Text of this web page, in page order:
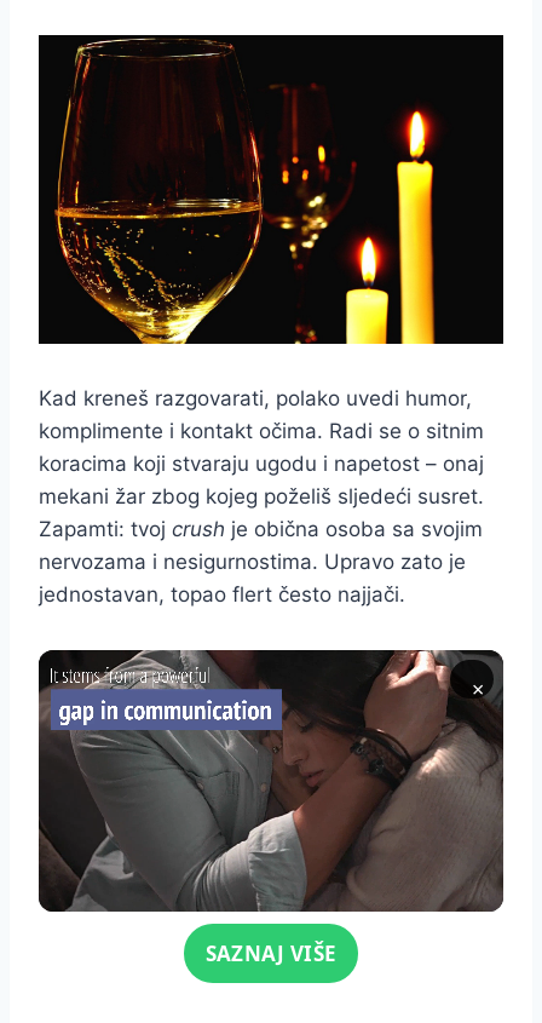
Kad kreneš razgovarati, polako uvedi humor,
komplimente i kontakt očima. Radi se o sitnim
koracima koji stvaraju ugodu i napetost – onaj
mekani žar zbog kojeg poželiš sljedeći susret.
Zapamti: tvoj crush je obična osoba sa svojim
nervozama i nesigurnostima. Upravo zato je
jednostavan, topao flert često najjači.
×
Click for soundSAZNAJ VIŠE